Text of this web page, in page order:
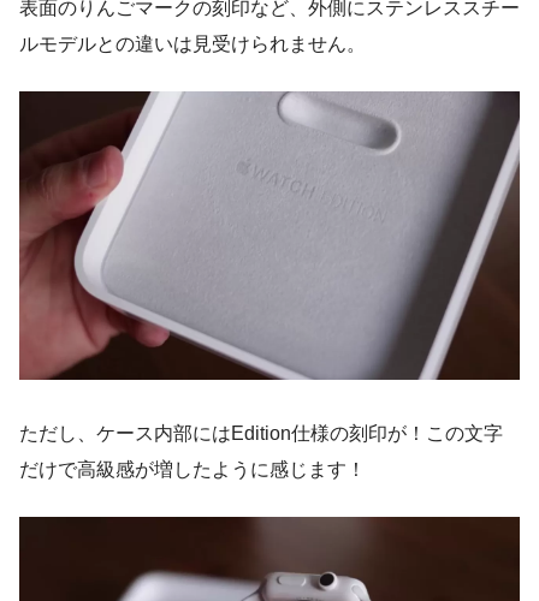
表面のりんごマークの刻印など、外側にステンレススチー
ルモデルとの違いは見受けられません。
ただし、ケース内部にはEdition仕様の刻印が！この文字
だけで高級感が増したように感じます！